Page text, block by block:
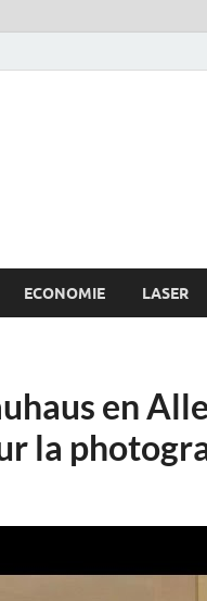
ECONOMIE LASER
en
la